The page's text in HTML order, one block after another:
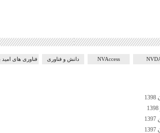
NVAccess دانش و فناوری فناوری های